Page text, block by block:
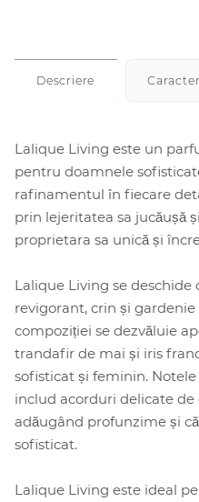
Descriere
Lalique Living este un
pentru doamnele
rafinamentul în fiecare
prin lejeritatea sa jucăușă
proprietara sa unică și
Lalique Living se
revigorant, crin și
compoziției se dezvăluie
trandafir de mai și iris
sofisticat și feminin.
includ acorduri delicate de
adăugând profunzime și
sofisticat.
Lalique Living este ideal